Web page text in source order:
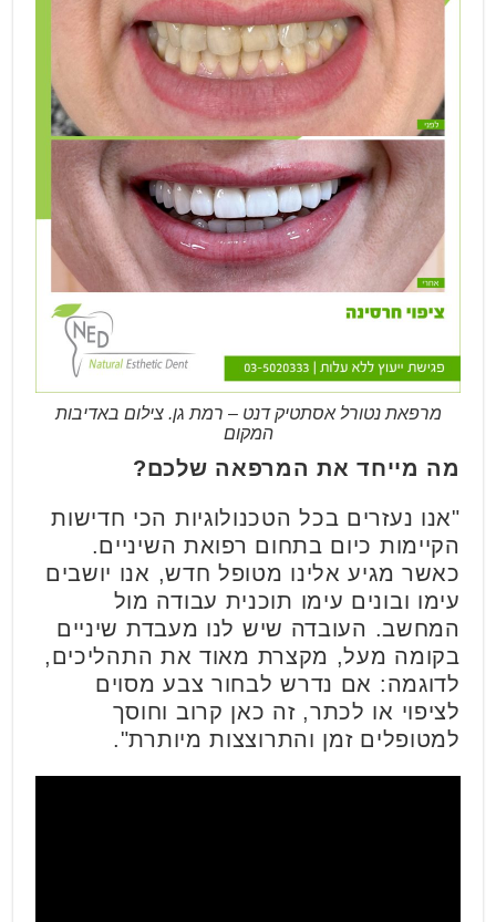
מרפאת נטורל אסתטיק דנט – רמת גן. צילום באדיבות
המקום
מה מייחד את המרפאה שלכם?
"אנו נעזרים בכל הטכנולוגיות הכי חדישות
הקיימות כיום בתחום רפואת השיניים.
כאשר מגיע אלינו מטופל חדש, אנו יושבים
עימו ובונים עימו תוכנית עבודה מול
המחשב. העובדה שיש לנו מעבדת שיניים
בקומה מעל, מקצרת מאוד את התהליכים,
לדוגמה: אם נדרש לבחור צבע מסוים
לציפוי או לכתר, זה כאן קרוב וחוסך
למטופלים זמן והתרוצצות מיותרת".